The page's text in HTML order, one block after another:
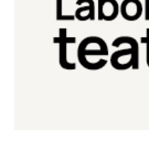
Laboratorio di teatro